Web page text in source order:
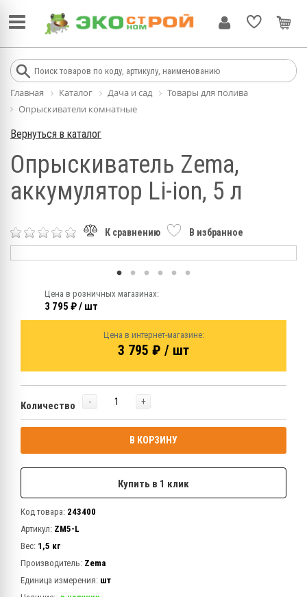
Главная Каталог Дача и сад
Товары для полива
Опрыскиватели комнатные
Вернуться в каталог
Опрыскиватель Zema,
аккумулятор Li-ion, 5 л
К сравнению В избранное
Цена в розничных магазинах:
3 795 ₽ / шт
Цена в интернет-магазине:
3 795 ₽ / шт
Количество - +
В КОРЗИНУ
Купить в 1 клик
Код товара: 243400
Артикул: ZM5-L
Вес: 1,5 кг
Производитель: Zema
Единица измерения: шт